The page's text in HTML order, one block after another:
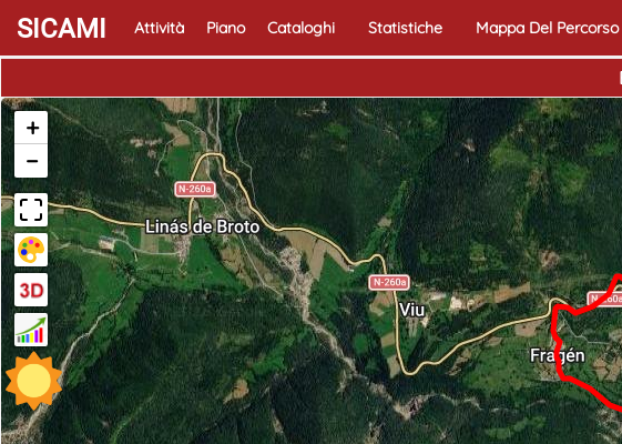
SICAMI Attività Piano Cataloghi Statistiche Mappa Del Percorso
+
−